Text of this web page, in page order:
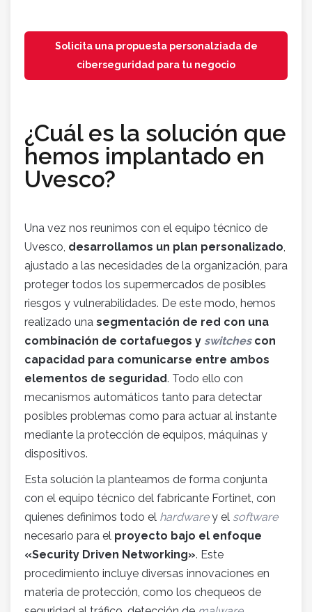
Solicita una propuesta personalziada de
ciberseguridad para tu negocio
¿Cuál es la solución que
hemos implantado en
Uvesco?
Una vez nos reunimos con el equipo técnico de
Uvesco, desarrollamos un plan personalizado,
ajustado a las necesidades de la organización, para
proteger todos los supermercados de posibles
riesgos y vulnerabilidades. De este modo, hemos
realizado una segmentación de red con una
combinación de cortafuegos y switches con
capacidad para comunicarse entre ambos
elementos de seguridad. Todo ello con
mecanismos automáticos tanto para detectar
posibles problemas como para actuar al instante
mediante la protección de equipos, máquinas y
dispositivos.
Esta solución la planteamos de forma conjunta
con el equipo técnico del fabricante Fortinet, con
quienes definimos todo el hardwarey el software
necesario para el proyecto bajo el enfoque
«Security Driven Networking». Este
procedimiento incluye diversas innovaciones en
materia de protección, como los chequeos de